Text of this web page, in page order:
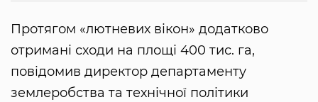
Протягом «лютневих вікон» додатково
отримані сходи на площі 400 тис. га,
повідомив директор департаменту
землеробства та технічної політики